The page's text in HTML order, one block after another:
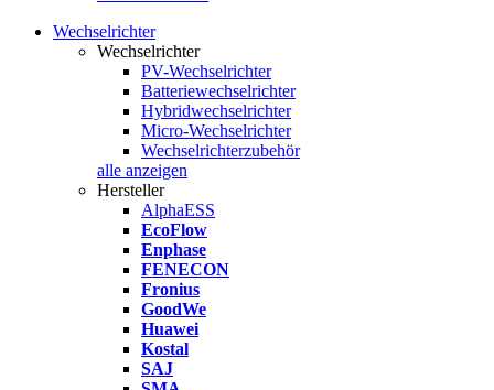
Wechselrichter
Wechselrichter
PV-Wechselrichter
Batteriewechselrichter
Hybridwechselrichter
Micro-Wechselrichter
Wechselrichterzubehör
alle anzeigen
Hersteller
AlphaESS
EcoFlow
Enphase
FENECON
Fronius
GoodWe
Huawei
Kostal
SAJ